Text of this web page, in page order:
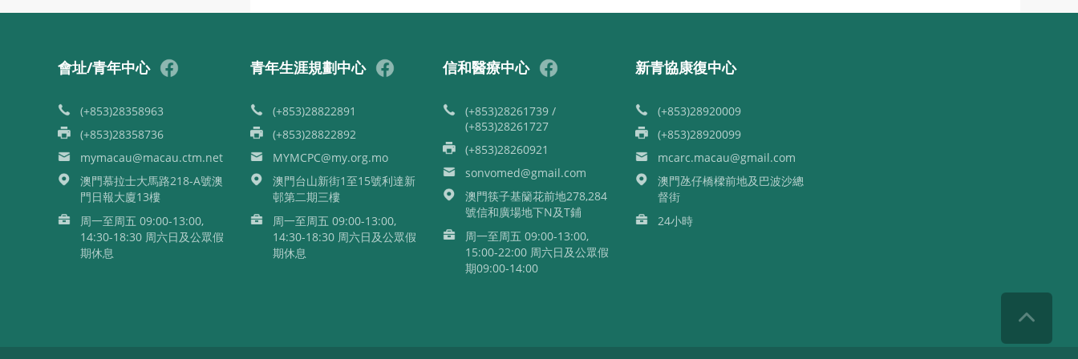
會址/青年中心
(+853)28358963
(+853)28358736
mymacau@macau.ctm.net
澳門慕拉士大馬路218-A號澳
門日報大廈13樓
周一至周五 09:00-13:00,
14:30-18:30 周六日及公眾假
期休息
青年生涯規劃中心
(+853)28822891
(+853)28822892
MYMCPC@my.org.mo
澳門台山新街1至15號利達新
邨第二期三樓
周一至周五 09:00-13:00,
14:30-18:30 周六日及公眾假
期休息
信和醫療中心
(+853)28261739 /
(+853)28261727
(+853)28260921
sonvomed@gmail.com
澳門筷子基籣花前地278,284
號信和廣場地下N及T鋪
周一至周五 09:00-13:00,
15:00-22:00 周六日及公眾假
期09:00-14:00
新青協康復中心
(+853)28920009
(+853)28920099
mcarc.macau@gmail.com
澳門氹仔橋樑前地及巴波沙總
督街
24小時